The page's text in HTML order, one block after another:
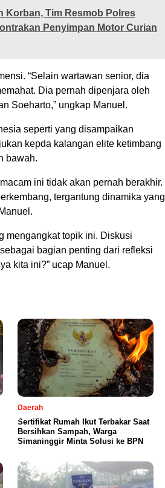
Korban, Tim Resmob Polres
Penyimpan Motor Curian
“Selain wartawan senior, dia
Dia pernah dipenjara oleh
Soeharto,” ungkap Manuel.
seperti yang disampaikan
kepda kalangan elite ketimbang
bawah.
ini tidak akan pernah berakhir.
tergantung dinamika yang
mengangkat topik ini. Diskusi
bagian penting dari refleksi
kita ini?” ucap Manuel.
Daerah
Sertifikat Rumah Ikut Terbakar Saat
Bersihkan Sampah, Warga
Simaninggir Minta Solusi ke BPN